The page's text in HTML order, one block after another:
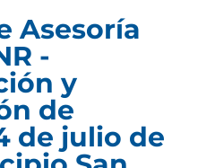
Asesoría
-
y
de
de julio de